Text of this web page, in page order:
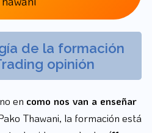
de la formación
opinión
en como nos van a enseñar
Thawani, la formación está